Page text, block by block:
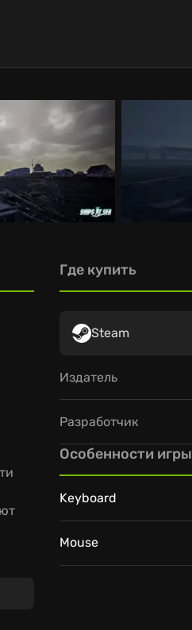
Где купить
Steam
Издатель
Разработчик
Особенности игры
Keyboard
Mouse